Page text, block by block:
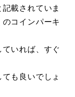
載されていま
コインパーキ
いれば、すぐ
も良いでしょ